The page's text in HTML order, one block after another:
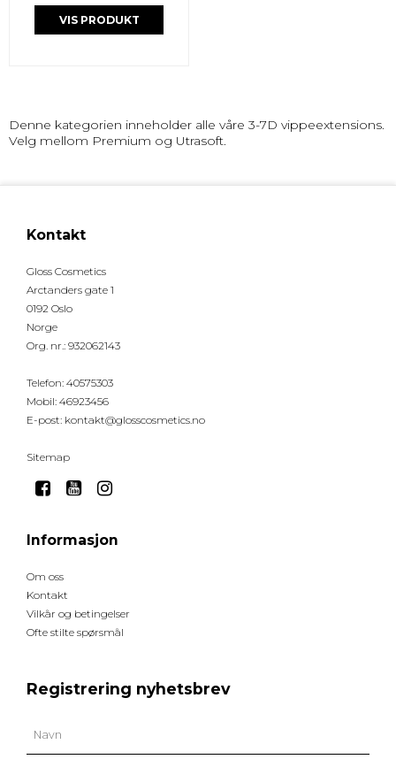
VIS PRODUKT
Denne kategorien inneholder alle våre 3-7D vippeextensions.
Velg mellom Premium og Utrasoft.
Kontakt
Gloss Cosmetics
Arctanders gate 1
0192 Oslo
Norge
Org. nr. : 932062143
Telefon: 40575303
Mobil: 46923456
E-post: kontakt@glosscosmetics.no
Sitemap
Informasjon
Om oss
Kontakt
Vilkår og betingelser
Ofte stilte spørsmål
Registrering nyhetsbrev